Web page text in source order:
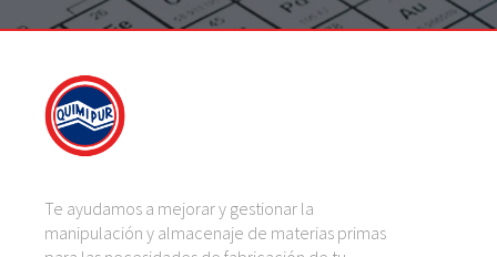
Te ayudamos a mejorar y gestionar la
manipulación y almacenaje de materias primas